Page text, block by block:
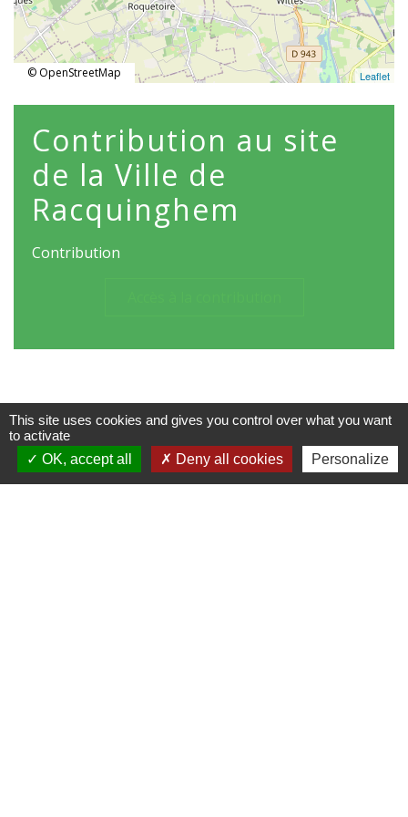
Leaflet
© OpenStreetMap
Contribution au site
de la Ville de
Racquinghem
Contribution
Nous contacter
Commune de Racquinghem
This site uses cookies and gives you control over what you want
to activate
OK, accept all
Deny all cookies Personalize